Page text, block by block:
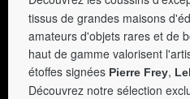
tissus de grandes maisons
amateurs d'objets rares et de
haut de gamme valorisent
étoffes signées Pierre Frey,
Découvrez notre sélection